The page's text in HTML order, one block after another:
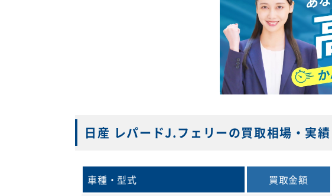
日産 レパードJ.フェリーの買取相場・実績
車種・型式 買取金額